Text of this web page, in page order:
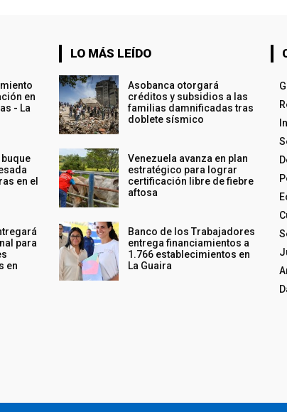
en
- La
en el
para
en
LO MÁS LEÍDO
Asobanca otorgará
créditos y subsidios a las
familias damnificadas tras
doblete sísmico
Venezuela avanza en plan
estratégico para lograr
certificación libre de fiebre
aftosa
Banco de los Trabajadores
entrega financiamientos a
1.766 establecimientos en
La Guaira